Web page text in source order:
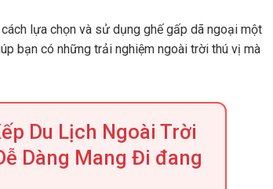
lựa chọn và sử dụng ghế gấp dã ngoại một
bạn có những trải nghiệm ngoài trời thú vị mà
Du Lịch Ngoài Trời
Dàng Mang Đi đang